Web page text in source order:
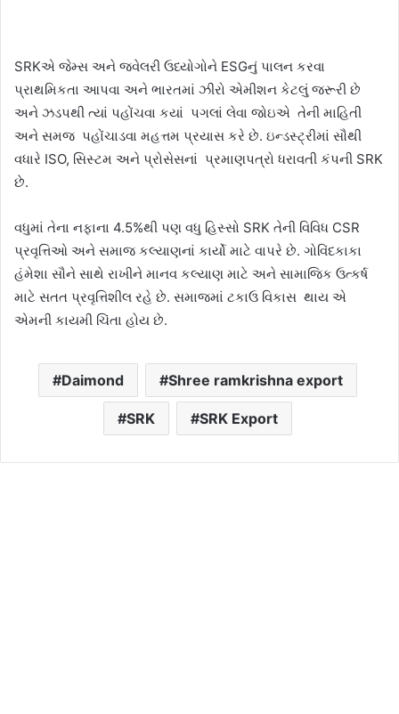
SRKએ જેમ્સ અને જ્વેલરી ઉધ્યોગોને ESGનું પાલન કરવા
પ્રાથમિકતા આપવા અને ભારતમાં ઝીરો એમીશન કેટલું જરૂરી છે
અને ઝડપથી ત્યાં પહોંચવા કયાં પગલાં લેવા જોઇએ તેની માહિતી
અને સમજ પહોંચાડવા મહત્તમ પ્રયાસ કરે છે. ઇન્ડસ્ટ્રીમાં સૌથી
વધારે ISO, સિસ્ટમ અને પ્રોસેસનાં પ્રમાણપત્રો ધરાવતી કંપની SRK
છે.
વધુમાં તેના નફાના 4.5%થી પણ વધુ હિસ્સો SRK તેની વિવિધ CSR
પ્રવૃત્તિઓ અને સમાજ કલ્યાણનાં કાર્યો માટે વાપરે છે. ગોવિંદકાકા
હંમેશા સૌને સાથે રાખીને માનવ કલ્યાણ માટે અને સામાજિક ઉત્કર્ષ
માટે સતત પ્રવૃત્તિશીલ રહે છે. સમાજમાં ટકાઉ વિકાસ થાય એ
એમની કાયમી ચિંતા હોય છે.
Daimond Shree ramkrishna export
SRK SRK Export